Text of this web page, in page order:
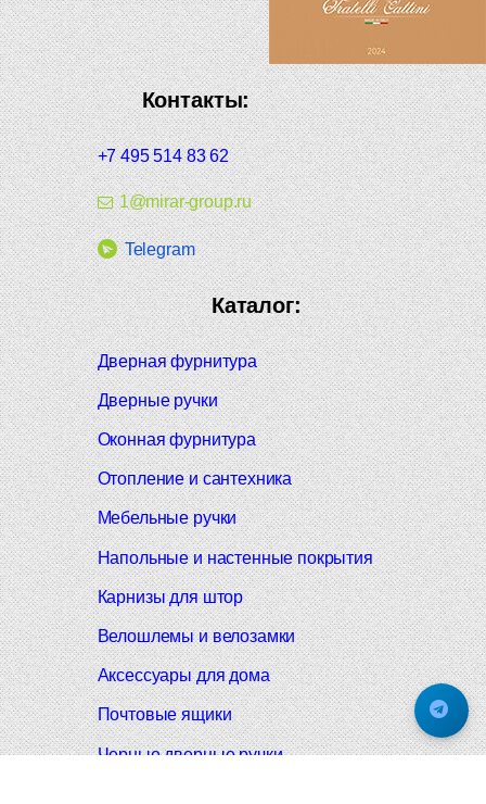
Контакты:
+7 495 514 83 62
1@mirar-group.ru
Telegram
Каталог:
Дверная фурнитура
Дверные ручки
Оконная фурнитура
Отопление и сантехника
Мебельные ручки
Напольные и настенные покрытия
Карнизы для штор
Велошлемы и велозамки
Аксессуары для дома
Почтовые ящики
Черные дверные ручки